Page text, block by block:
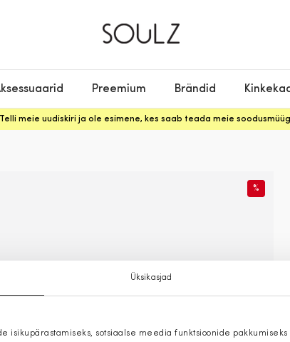
Üksikasjad
isikupärastamiseks, sotsiaalse meedia funktsioonide
Preemium Brändid
Telli meie uudiskiri ja ole esimene, kes saab teada meie
%